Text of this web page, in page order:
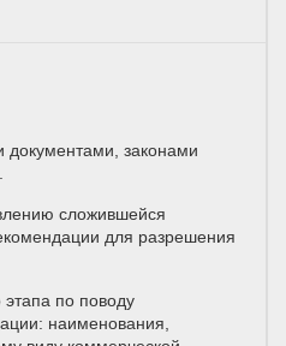
законами
сложившейся
для разрешения
этапа по поводу
наименования,